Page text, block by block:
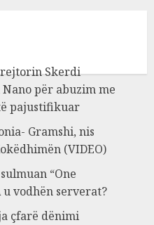
Skerdi
Nano për abuzim me
pajustifikuar
Gramshi, nis
(VIDEO)
“One
vodhën serverat?
çfarë dënimi